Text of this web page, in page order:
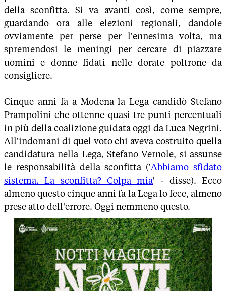
della sconfitta. Si va avanti così, come sempre,
guardando ora alle elezioni regionali, dandole
ovviamente per perse per l'ennesima volta, ma
spremendosi le meningi per cercare di piazzare
uomini e donne fidati nelle dorate poltrone da
consigliere.
Cinque anni fa a Modena la Lega candidò Stefano
Prampolini che ottenne quasi tre punti percentuali
in più della coalizione guidata oggi da Luca Negrini.
All'indomani di quel voto chi aveva costruito quella
candidatura nella Lega, Stefano Vernole, si assunse
le responsabilità della sconfitta ('Abbiamo sfidato
sistema. La sconfitta? Colpa mia' - disse). Ecco
almeno questo cinque anni fa la Lega lo fece, almeno
prese atto dell'errore. Oggi nemmeno questo.